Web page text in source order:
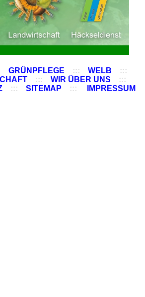
GRÜNPFLEGE ::: WELB
:::
::: WIR ÜBER UNS
:::
::: SITEMAP ::: IMPRESSUM